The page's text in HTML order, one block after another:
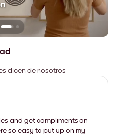
dicen de nosotros
and get compliments on
so easy to put up on my